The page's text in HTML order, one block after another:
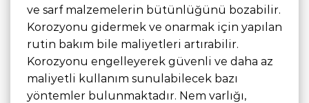
ve sarf malzemelerin bütünlüğünü bozabilir.
Korozyonu gidermek ve onarmak için yapılan
rutin bakım bile maliyetleri artırabilir.
Korozyonu engelleyerek güvenli ve daha az
maliyetli kullanım sunulabilecek bazı
yöntemler bulunmaktadır. Nem varlığı,